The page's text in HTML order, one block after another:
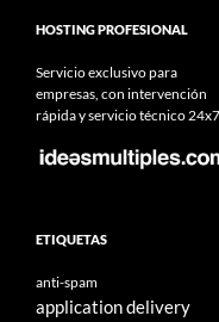
HOSTING PROFESIONAL
Servicio exclusivo para
empresas, con intervención
rápida y servicio técnico
ETIQUETAS
anti-spam
application delivery